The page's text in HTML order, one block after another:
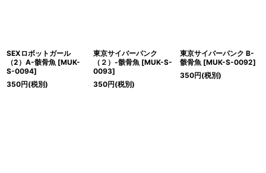
SEXロボットガール
（2）A-骸骨魚 [MUK-
S-0094]
350円(税別)
東京サイバーパンク
（２）-骸骨魚 [MUK-S-
0093]
350円(税別)
東京サイバーパンク B-
骸骨魚 [MUK-S-0092]
350円(税別)